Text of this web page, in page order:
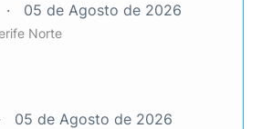
05 de Agosto de 2026
Norte
05 de Agosto de 2026